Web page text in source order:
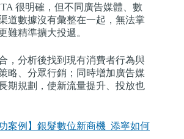
很明確，但不同廣告媒體、數
道數據沒有彙整在一起，無法掌
難精準擴大投遞。
，分析後找到現有消費者行為與
略、分眾行銷；同時增加廣告媒
期規劃，使新流量提升、投放也
功案例】銀髮數位新商機 添寧如何